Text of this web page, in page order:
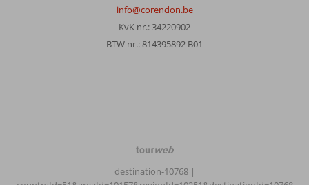
info@corendon.be
KvK nr.: 34220902
BTW nr.: 814395892 B01
TourWeb
NetMatch
destination-10768 |